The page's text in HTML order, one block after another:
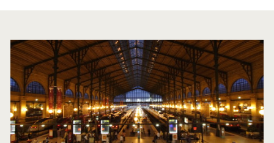
Catégorie :
<span>Etranger</